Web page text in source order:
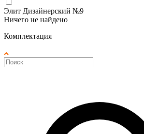
Элит Дизайнерский №9
Ничего не найдено
Комплектация